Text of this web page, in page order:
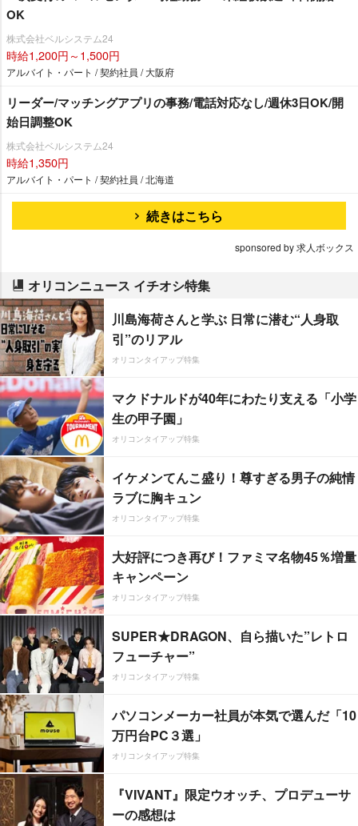
OK
株式会社ベルシステム24
時給1,200円～1,500円
アルバイト・パート / 契約社員 / 大阪府
リーダー/マッチングアプリの事務/電話対応なし/週休3日OK/開
始日調整OK
株式会社ベルシステム24
時給1,350円
アルバイト・パート / 契約社員 / 北海道
続きはこちら
sponsored by 求人ボックス
オリコンニュース イチオシ特集
川島海荷さんと学ぶ 日常に潜む“人身取
引”のリアル
オリコンタイアップ特集
マクドナルドが40年にわたり支える「小学
生の甲子園」
オリコンタイアップ特集
イケメンてんこ盛り！尊すぎる男子の純情
ラブに胸キュン
オリコンタイアップ特集
大好評につき再び！ファミマ名物45％増量
キャンペーン
オリコンタイアップ特集
SUPER★DRAGON、自ら描いた”レトロ
フューチャー”
オリコンタイアップ特集
パソコンメーカー社員が本気で選んだ「10
万円台PC３選」
オリコンタイアップ特集
『VIVANT』限定ウオッチ、プロデューサ
ーの感想は